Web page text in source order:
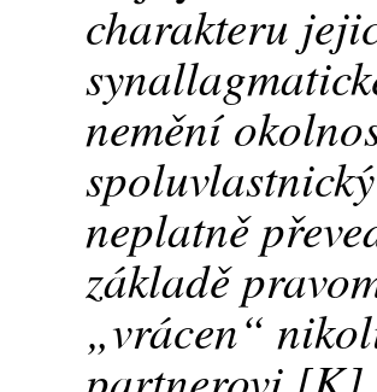
charakteru
nemění
neplatně
základě
„vrácen“